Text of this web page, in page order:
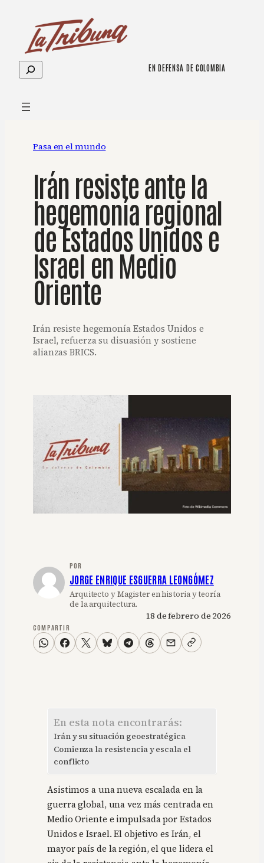
contenido
Buscar EN DEFENSA DE COLOMBIA
Pasa en el mundo
Irán resiste ante la
hegemonía regional
de Estados Unidos e
Israel en Medio
Oriente
Irán resiste hegemonía Estados Unidos e
Israel, refuerza su disuasión y sostiene
alianzas BRICS.
POR
JORGE ENRIQUE ESGUERRA LEONGÓMEZ
Arquitecto y Magister en historia y teoría
de la arquitectura.
18 de febrero de 2026
COMPARTIR
En esta nota encontrarás:
Irán y su situación geoestratégica
Comienza la resistencia y escala el
conflicto
Asistimos a una nueva escalada en la
guerra global, una vez más centrada en
Medio Oriente e impulsada por Estados
Unidos e Israel. El objetivo es Irán, el
mayor país de la región, el que lidera el